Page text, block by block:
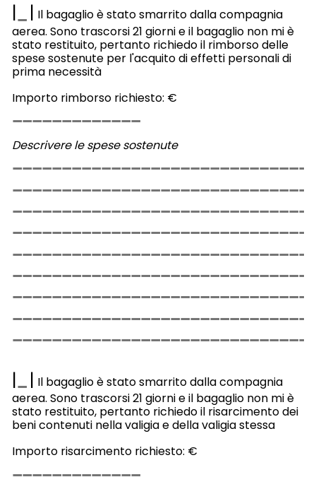
| | Il bagaglio è stato smarrito dalla compagnia
aerea. Sono trascorsi 21 giorni e il bagaglio non mi è
stato restituito, pertanto richiedo il rimborso delle
spese sostenute per l'acquito di effetti personali di
prima necessità
Importo rimborso richiesto: €
Descrivere le spese sostenute
| | Il bagaglio è stato smarrito dalla compagnia
aerea. Sono trascorsi 21 giorni e il bagaglio non mi è
stato restituito, pertanto richiedo il risarcimento dei
beni contenuti nella valigia e della valigia stessa
Importo risarcimento richiesto: €